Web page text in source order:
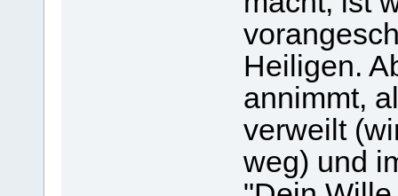
Heiligen.
annimmt,
verweilt
weg) und